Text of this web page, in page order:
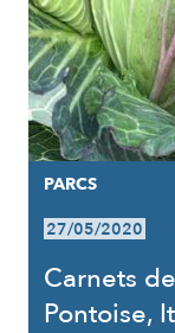
PARCS
27/05/2020
Carnets
Pontoise,